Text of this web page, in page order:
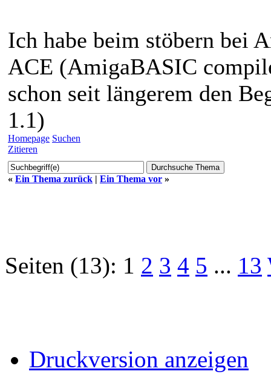
Ich habe beim stöbern bei
ACE (AmigaBASIC
schon seit längerem den
1.1)
Homepage Suchen
Zitieren
« Ein Thema zurück | Ein Thema vor »
Seiten (13): 1 2 3 4 5 ... 13
Druckversion anzeigen